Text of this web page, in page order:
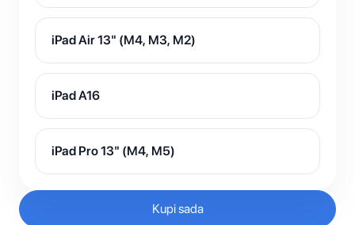
iPad Air 13" (M4, M3, M2)
iPad A16
iPad Pro 13" (M4, M5)
Kupi sada